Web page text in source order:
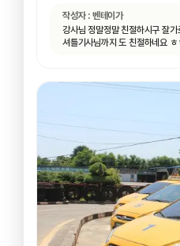
작성자 : 벤테이가
강사님 정말정말 친절하시구 잘
셔틀기사님까지 도 친절하네요 ㅎ